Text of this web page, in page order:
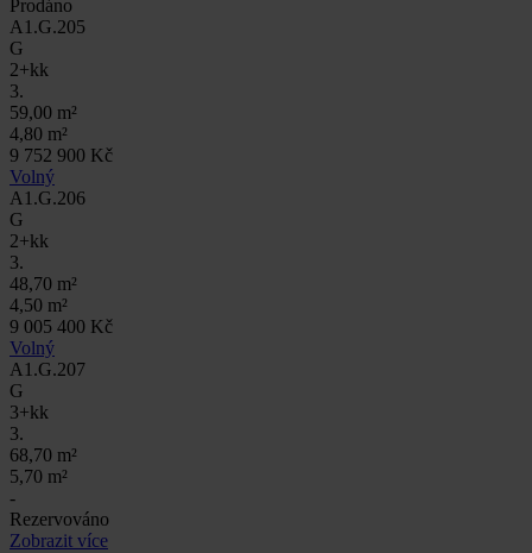
Prodáno
A1.G.205
G
2+kk
3.
59,00 m²
4,80 m²
9 752 900 Kč
Volný
A1.G.206
G
2+kk
3.
48,70 m²
4,50 m²
9 005 400 Kč
Volný
A1.G.207
G
3+kk
3.
68,70 m²
5,70 m²
-
Rezervováno
Zobrazit více